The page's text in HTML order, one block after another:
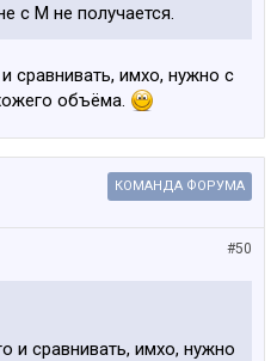
с М не получается.
сравнивать, имхо, нужно с
объёма.
КОМАНДА ФОРУМА
#50
и сравнивать, имхо, нужно